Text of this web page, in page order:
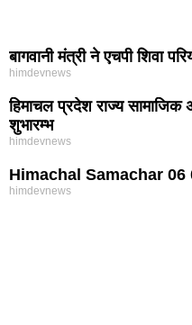
बागवानी मंत्री ने एचपी शिवा
himdevnews
हिमाचल प्रदेश राज्य
शुभारम्भ
himdevnews
Himachal Samachar 06
himdevnews